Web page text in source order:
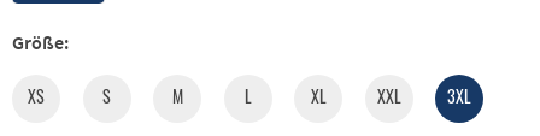
Größe:
XS S M L XL XXL 3XL